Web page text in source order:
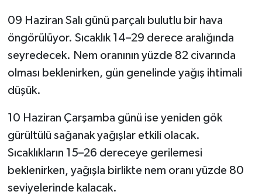
09 Haziran Salı günü parçalı bulutlu bir hava
öngörülüyor. Sıcaklık 14–29 derece aralığında
seyredecek. Nem oranının yüzde 82 civarında
olması beklenirken, gün genelinde yağış ihtimali
düşük.
10 Haziran Çarşamba günü ise yeniden gök
gürültülü sağanak yağışlar etkili olacak.
Sıcaklıkların 15–26 dereceye gerilemesi
beklenirken, yağışla birlikte nem oranı yüzde 80
seviyelerinde kalacak.